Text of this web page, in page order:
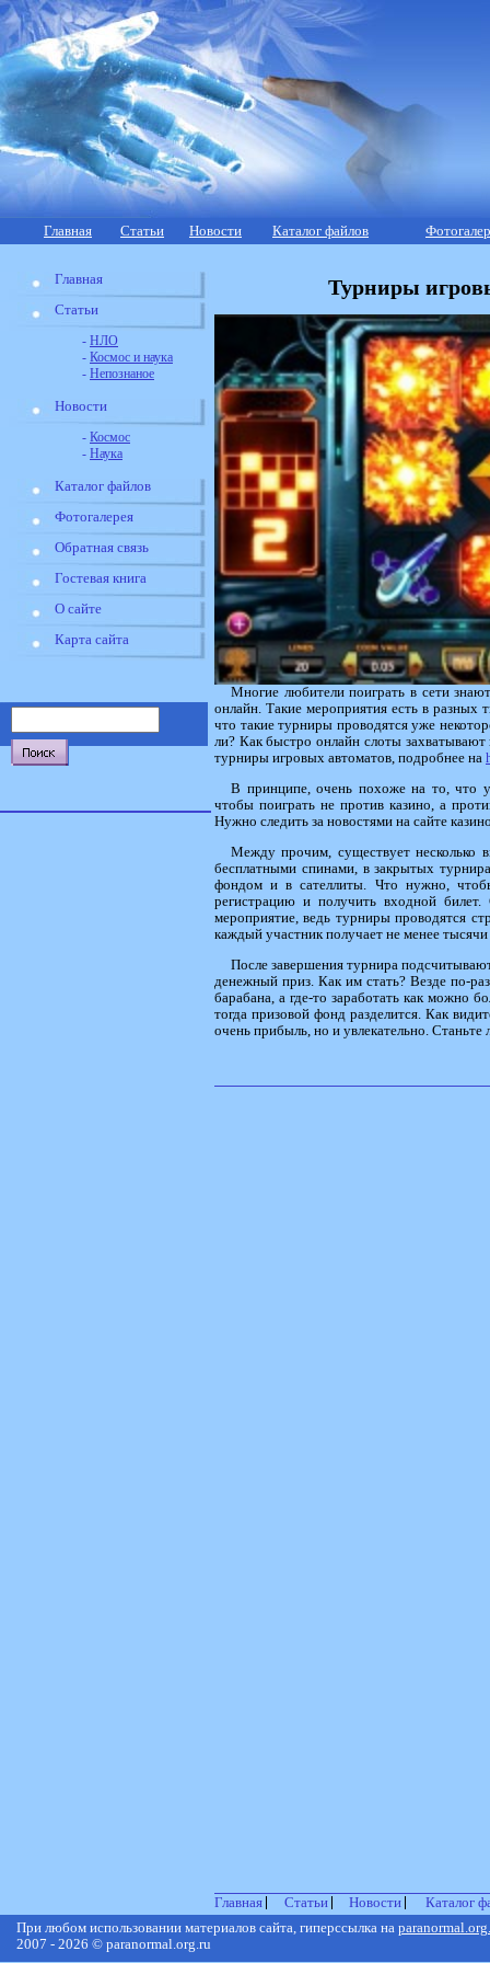
Главная Статьи Новости Каталог файлов
Главная
Статьи
- НЛО
- Космос и наука
- Непознаное
Новости
- Космос
- Наука
Каталог файлов
Фотогалерея
Обратная связь
Гостевая книга
О сайте
Карта сайта
Турниры
Многие любители поиграть в сети
онлайн. Такие мероприятия есть в разных
что такие турниры проводятся уже
ли? Как быстро онлайн слоты
турниры игровых автоматов, подробнее на
В принципе, очень похоже на то, что
чтобы поиграть не против казино, а
Нужно следить за новостями на сайте
Между прочим, существует несколько
бесплатными спинами, в закрытых
фондом и в сателлиты. Что нужно,
регистрацию и получить входной
мероприятие, ведь турниры проводятся
каждый участник получает не менее
После завершения турнира
денежный приз. Как им стать? Везде по-
барабана, а где-то заработать как можно
тогда призовой фонд разделится. Как
очень прибыль, но и увлекательно.
Главная Статьи Новости
Каталог
При любом использовании материалов сайта, гиперссылка на
2007 - 2026 © paranormal.org.ru